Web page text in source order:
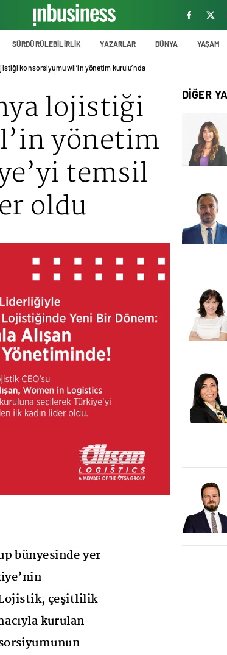
SÜRDÜRÜLEBİLİRLİK YAZARLAR DÜNYA YAŞAM
konsorsiyumu wil’in yönetim kurulu’nda
lojistiği
yönetim
temsil
oldu
bünyesinde yer
çeşitlilik
kurulan
DİĞER